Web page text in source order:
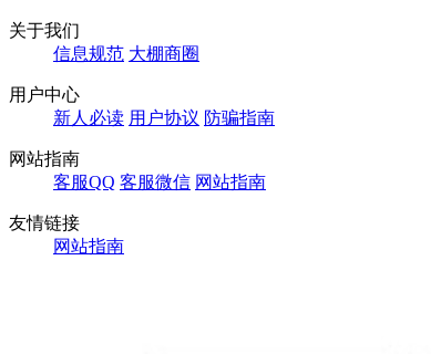
关于我们
信息规范 大棚商圈
用户中心
新人必读 用户协议 防骗指南
网站指南
客服QQ 客服微信 网站指南
友情链接
网站指南